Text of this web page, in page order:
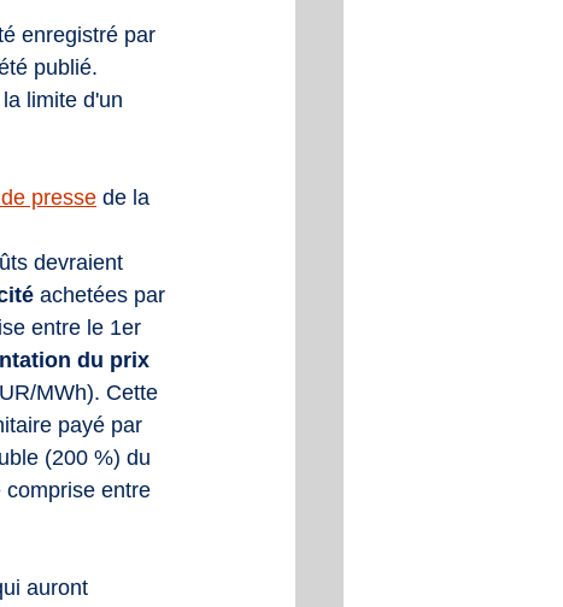
enregistré par
publié.
limite d'un
presse de la
devraient
achetées par
entre le 1er
du prix
MWh). Cette
payé par
(200 %) du
comprise entre
auront